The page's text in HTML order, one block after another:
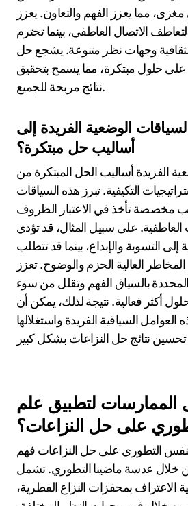
النادرة التي لوحظت
حل النزاعات الناجحة؟
النزاعات الناجحة خصائص نادرة مثل
بالتعاطف، والحساسية الثقافية، وحل
تمكن هذه السمات الأطراف من
مما يعزز الفهم والتعاون. يعزز
الاتصال العاطفي، بينما تحترم
وجهات نظر متنوعة. يشجع حل
الوضعية الفريدة إلى
أساليب حل مبتكرة؟
الفريدة أساليب الحل المبتكرة من
التكيفية. تبرز هذه السياقات
مخصصة تأخذ في الاعتبار الظروف